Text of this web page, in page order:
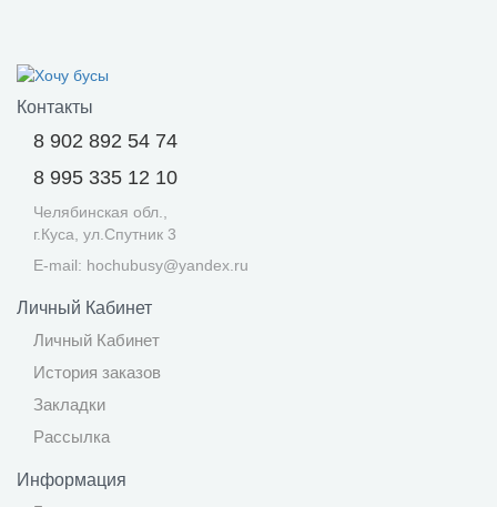
Информация
Личный Кабинет
Личный Кабинет
История заказов
Закладки
Рассылка
Контакты
8 902 892 54 74
8 995 335 12 10
Челябинская обл.,
г.Куса, ул.Спутник 3
E-mail: hochubusy@yandex.ru